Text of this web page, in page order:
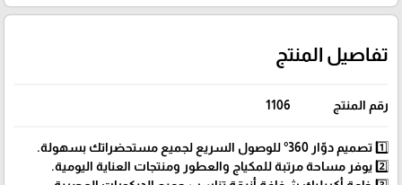
تفاصيل المنتج
رقم المنتج 1106
1️⃣ تصميم دوّار 360° للوصول السريع لجميع مستحضراتك بسهولة.
2️⃣ يوفر مساحة مرتبة للمكياج والعطور ومنتجات العناية اليومية.